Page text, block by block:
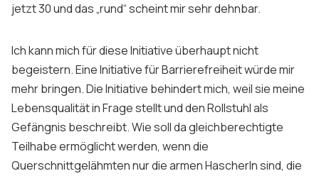
jetzt 30 und das „rund“ scheint mir sehr dehnbar.
Ich kann mich für diese Initiative überhaupt nicht
begeistern. Eine Initiative für Barrierefreiheit würde mir
mehr bringen. Die Initiative behindert mich, weil sie meine
Lebensqualität in Frage stellt und den Rollstuhl als
Gefängnis beschreibt. Wie soll da gleichberechtigte
Teilhabe ermöglicht werden, wenn die
Querschnittgelähmten nur die armen Hascherln sind, die